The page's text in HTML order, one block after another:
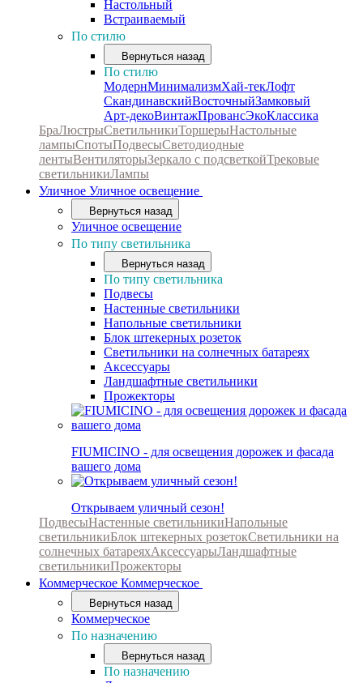
Настольный
Встраиваемый
По стилю
Вернуться назад
По стилю
МодернМинимализмХай-текЛофт
СкандинавскийВосточныйЗамковый
Арт-декоВинтажПровансЭкоКлассика
БраЛюстрыСветильникиТоршерыНастольные
лампыСпотыПодвесыСветодиодные
лентыВентиляторыЗеркало с подсветкойТрековые
светильникиЛампы
Уличное Уличное освещение
Вернуться назад
Уличное освещение
По типу светильника
Вернуться назад
По типу светильника
Подвесы
Настенные светильники
Напольные светильники
Блок штекерных розеток
Светильники на солнечных батареях
Аксессуары
Ландшафтные светильники
Прожекторы
FIUMICINO - для освещения дорожек и фасада
вашего дома
Открываем уличный сезон!
ПодвесыНастенные светильникиНапольные
светильникиБлок штекерных розетокСветильники на
солнечных батареяхАксессуарыЛандшафтные
светильникиПрожекторы
Коммерческое Коммерческое
Вернуться назад
Коммерческое
По назначению
Вернуться назад
По назначению